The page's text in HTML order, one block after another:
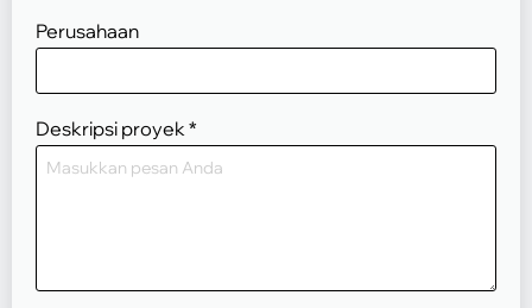
Perusahaan
Deskripsi proyek*